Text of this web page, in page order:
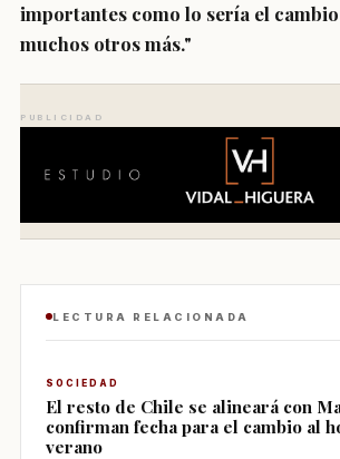
importantes como lo sería el
muchos otros más."
PUBLICIDAD
LECTURA RELACIONADA
SOCIEDAD
El resto de Chile se alineará con
confirman fecha para el cambio al
verano